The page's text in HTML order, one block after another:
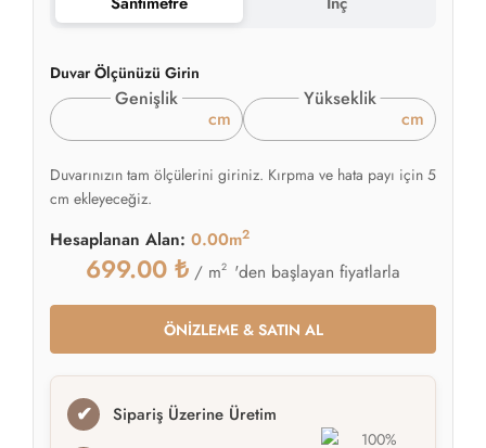
Duvar Ölçünüzü Girin
Genişlik
cm
Yükseklik
cm
Duvarınızın tam ölçülerini giriniz. Kırpma ve hata payı için 5
cm ekleyeceğiz.
Hesaplanan Alan: 0.00m2
699.00 ₺ / m2 'den başlayan fiyatlarla
ÖNİZLEME & SATIN AL
✔ Sipariş Üzerine Üretim